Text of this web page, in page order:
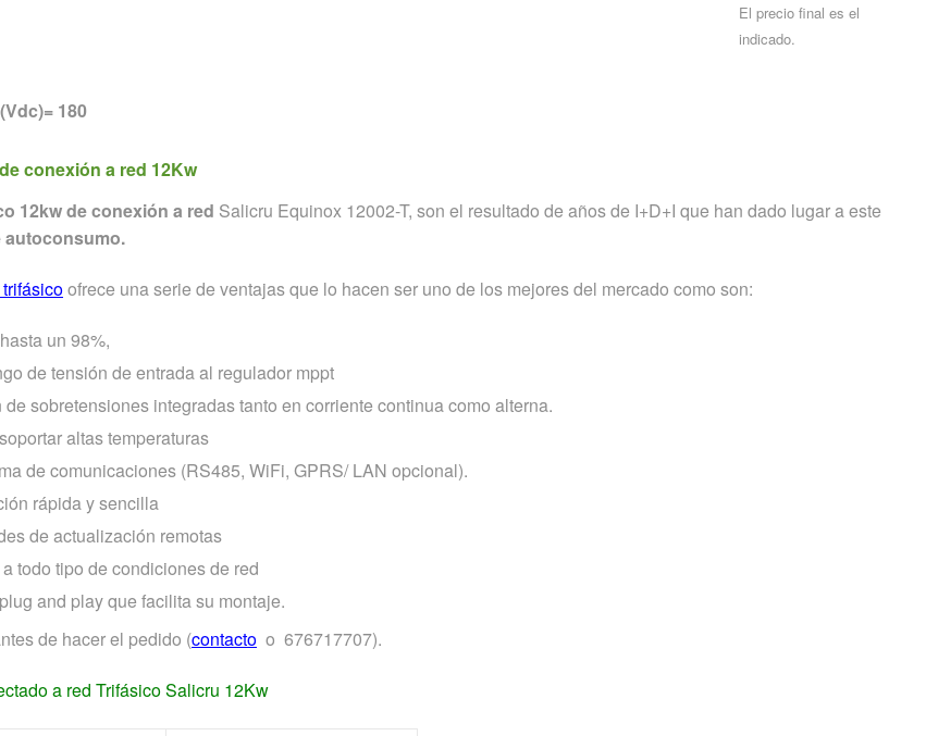
El precio final es el
indicado.
180
conexión a red 12Kw
12kw de conexión a red Salicru Equinox 12002-T, son el resultado de años de I+D+I que han dado lugar a este
autoconsumo.
ofrece una serie de ventajas que lo hacen ser uno de los mejores del mercado como son:
un 98%,
de tensión de entrada al regulador mppt
de sobretensiones integradas tanto en corriente continua como alterna.
altas temperaturas
de comunicaciones (RS485, WiFi, GPRS/ LAN opcional).
rápida y sencilla
de actualización remotas
todo tipo de condiciones de red
and play que facilita su montaje.
de hacer el pedido (contacto o 676717707).
a red Trifásico Salicru 12Kw